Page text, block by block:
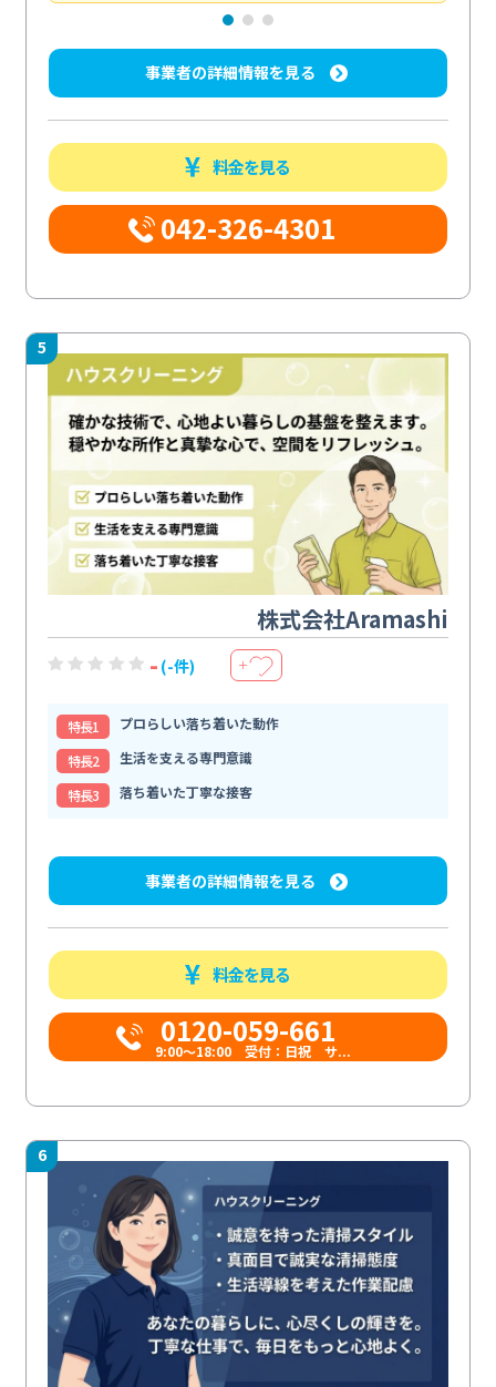
事業者の詳細情報を見る
料金を見る
042-326-4301
5
株式会社Aramashi
- (-件) ＋
特⻑1
プロらしい落ち着いた動作
特⻑2
生活を支える専門意識
特⻑3
落ち着いた丁寧な接客
事業者の詳細情報を見る
料金を見る
0120-059-661
9:00〜18:00 受付：日祝 サ...
6